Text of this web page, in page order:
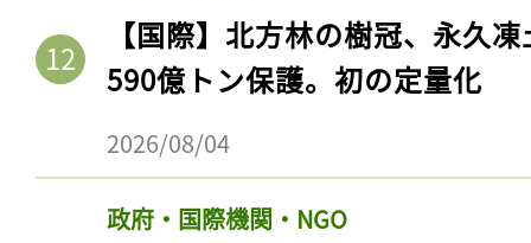
【国際】北方林の樹冠、永久
590億トン保護。初の定量化
2026/08/04
政府・国際機関・NGO